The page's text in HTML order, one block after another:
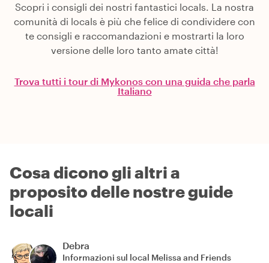
Scopri i consigli dei nostri fantastici locals. La nostra
comunità di locals è più che felice di condividere con
te consigli e raccomandazioni e mostrarti la loro
versione delle loro tanto amate città!
Trova tutti i tour di Mykonos con una guida che parla
Italiano
Cosa dicono gli altri a
proposito delle nostre guide
locali
Debra
Informazioni sul local Melissa and Friends